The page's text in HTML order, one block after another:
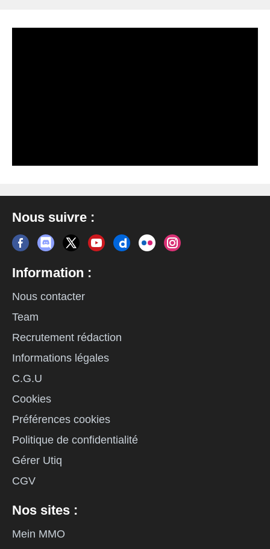
Nous suivre :
Information :
Nous contacter
Team
Recrutement rédaction
Informations légales
C.G.U
Cookies
Préférences cookies
Politique de confidentialité
Gérer Utiq
CGV
Nos sites :
Mein MMO